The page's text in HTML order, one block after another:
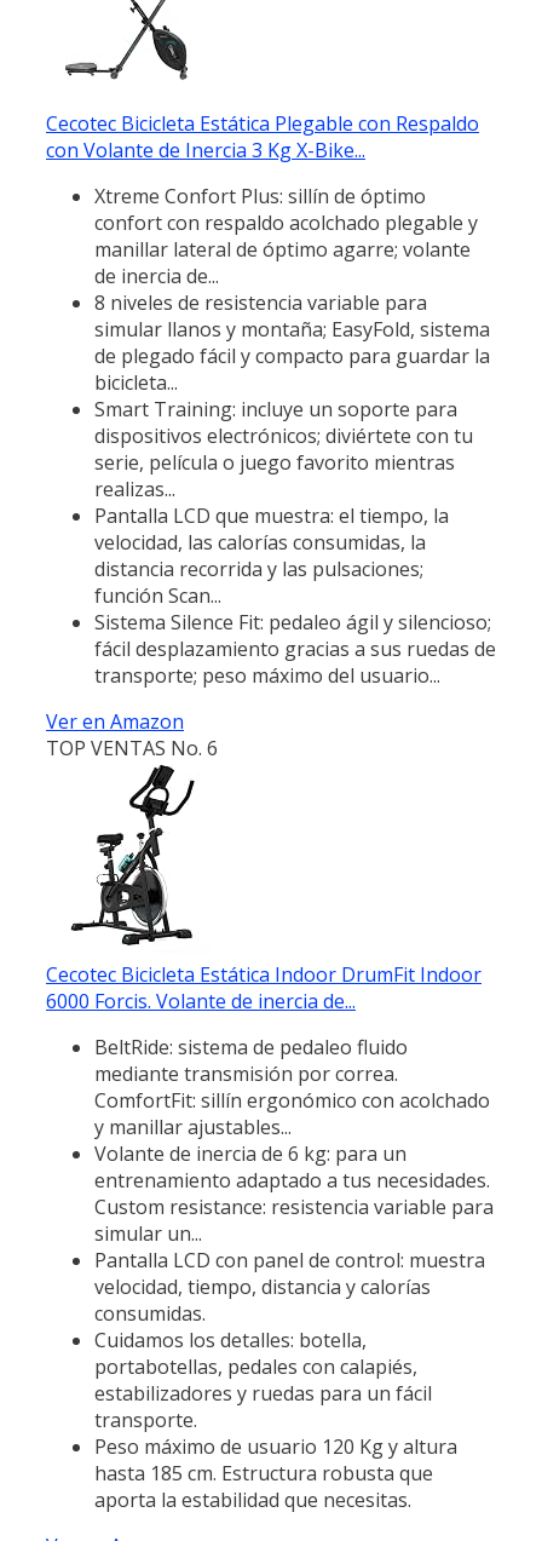
Cecotec Bicicleta Estática Plegable con Respaldo
con Volante de Inercia 3 Kg X-Bike...
Xtreme Confort Plus: sillín de óptimo
confort con respaldo acolchado plegable y
manillar lateral de óptimo agarre; volante
de inercia de...
8 niveles de resistencia variable para
simular llanos y montaña; EasyFold, sistema
de plegado fácil y compacto para guardar la
bicicleta...
Smart Training: incluye un soporte para
dispositivos electrónicos; diviértete con tu
serie, película o juego favorito mientras
realizas...
Pantalla LCD que muestra: el tiempo, la
velocidad, las calorías consumidas, la
distancia recorrida y las pulsaciones;
función Scan...
Sistema Silence Fit: pedaleo ágil y silencioso;
fácil desplazamiento gracias a sus ruedas de
transporte; peso máximo del usuario...
Ver en Amazon
TOP VENTAS No. 6
Cecotec Bicicleta Estática Indoor DrumFit Indoor
6000 Forcis. Volante de inercia de...
BeltRide: sistema de pedaleo fluido
mediante transmisión por correa.
ComfortFit: sillín ergonómico con acolchado
y manillar ajustables...
Volante de inercia de 6 kg: para un
entrenamiento adaptado a tus necesidades.
Custom resistance: resistencia variable para
simular un...
Pantalla LCD con panel de control: muestra
velocidad, tiempo, distancia y calorías
consumidas.
Cuidamos los detalles: botella,
portabotellas, pedales con calapiés,
estabilizadores y ruedas para un fácil
transporte.
Peso máximo de usuario 120 Kg y altura
hasta 185 cm. Estructura robusta que
aporta la estabilidad que necesitas.